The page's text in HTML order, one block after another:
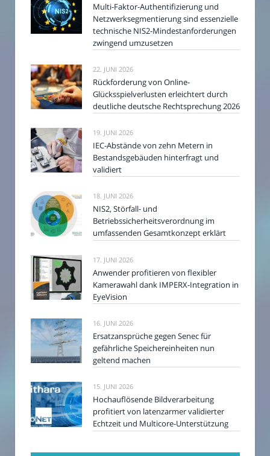
Multi-Faktor-Authentifizierung und
Netzwerksegmentierung sind essenzielle
technische NIS2-Mindestanforderungen
zwingend umzusetzen
22. JUNI 2026
Rückforderung von Online-
Glücksspielverlusten erleichtert durch
deutliche deutsche Rechtsprechung 2026
19. JUNI 2026
IEC-Abstände von zehn Metern in
Bestandsgebäuden hinterfragt und
validiert
18. JUNI 2026
NIS2, Störfall- und
Betriebssicherheitsverordnung im
umfassenden Gesamtkonzept erklärt
17. JUNI 2026
Anwender profitieren von flexibler
Kamerawahl dank IMPERX-Integration in
EyeVision
16. JUNI 2026
Ersatzansprüche gegen Senec für
gefährliche Speichereinheiten nun
geltend machen
15. JUNI 2026
Hochauflösende Bildverarbeitung
profitiert von latenzarmer validierter
Echtzeit und Multicore-Unterstützung